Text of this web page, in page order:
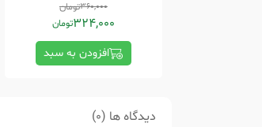
360,000تومان
324,000تومان
افزودن به سبد
دیدگاه ها (0)